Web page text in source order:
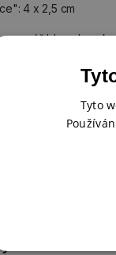
4 x 2,5 cm
na náš blog do
Tyto